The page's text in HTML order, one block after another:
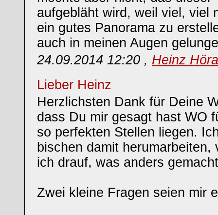
aufgebläht wird, weil viel, viel
ein gutes Panorama zu
auch in meinen Augen
24.09.2014 12:20 , Heinz Höra
Lieber Heinz
Herzlichsten Dank für Deine
dass Du mir gesagt hast WO
so perfekten Stellen liegen.
bischen damit herumarbeiten,
ich drauf, was anders
Zwei kleine Fragen seien mir